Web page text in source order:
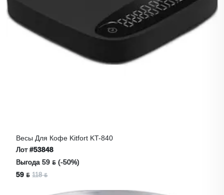
Весы Для Кофе Kitfort KT-840
Лот#53848
Выгода 59 ƃ (-50%)
59 ƃ 118 ƃ